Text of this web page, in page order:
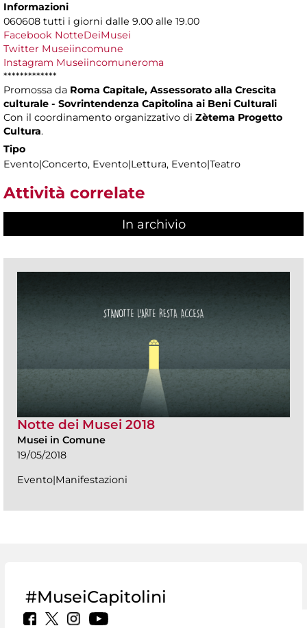
Informazioni
060608 tutti i giorni dalle 9.00 alle 19.00
Facebook NotteDeiMusei
Twitter Museiincomune
Instagram Museiincomuneroma
*************
Promossa da Roma Capitale, Assessorato alla Crescita
culturale - Sovrintendenza Capitolina ai Beni Culturali
Con il coordinamento organizzativo di Zètema Progetto
Cultura.
Tipo
Evento|Concerto, Evento|Lettura, Evento|Teatro
Attività correlate
In archivio
Notte dei Musei 2018
Musei in Comune
19/05/2018
Evento|Manifestazioni
#MuseiCapitolini